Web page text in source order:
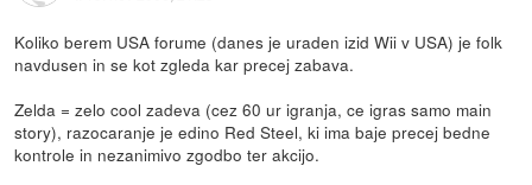
Koliko berem USA forume (danes je uraden izid Wii v USA) je folk
navdusen in se kot zgleda kar precej zabava.
Zelda = zelo cool zadeva (cez 60 ur igranja, ce igras samo main
story), razocaranje je edino Red Steel, ki ima baje precej bedne
kontrole in nezanimivo zgodbo ter akcijo.